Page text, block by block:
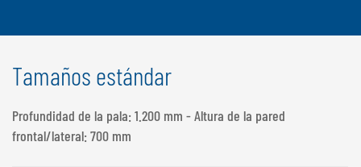
Tamaños estándar
Profundidad de la pala: 1.200 mm - Altura de la pared
frontal/lateral: 700 mm